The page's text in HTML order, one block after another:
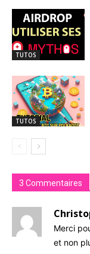
TUTOS
TUTOS
3 Commentaires
Merci
et non